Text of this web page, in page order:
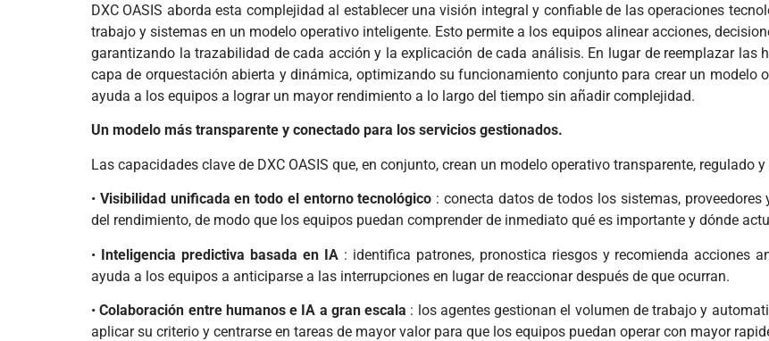
DXC OASIS aborda esta complejidad al establecer una visión integral y confiable de las operaciones
trabajo y sistemas en un modelo operativo inteligente. Esto permite a los equipos alinear acciones,
garantizando la trazabilidad de cada acción y la explicación de cada análisis. En lugar de reemplazar las
capa de orquestación abierta y dinámica, optimizando su funcionamiento conjunto para crear un modelo
ayuda a los equipos a lograr un mayor rendimiento a lo largo del tiempo sin añadir complejidad.
Un modelo más transparente y conectado para los servicios gestionados.
Las capacidades clave de DXC OASIS que, en conjunto, crean un modelo operativo transparente, regulado
• Visibilidad unificada en todo el entorno tecnológico : conecta datos de todos los sistemas,
del rendimiento, de modo que los equipos puedan comprender de inmediato qué es importante y dónde
• Inteligencia predictiva basada en IA: identifica patrones, pronostica riesgos y recomienda acciones
ayuda a los equipos a anticiparse a las interrupciones en lugar de reaccionar después de que ocurran.
•Colaboración entre humanos e IA a gran escala : los agentes gestionan el volumen de trabajo y
aplicar su criterio y centrarse en tareas de mayor valor para que los equipos puedan operar con mayor